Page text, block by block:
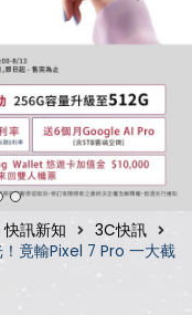
快訊新知
3C快訊
！竟輸Pixel 7 Pro 一大截